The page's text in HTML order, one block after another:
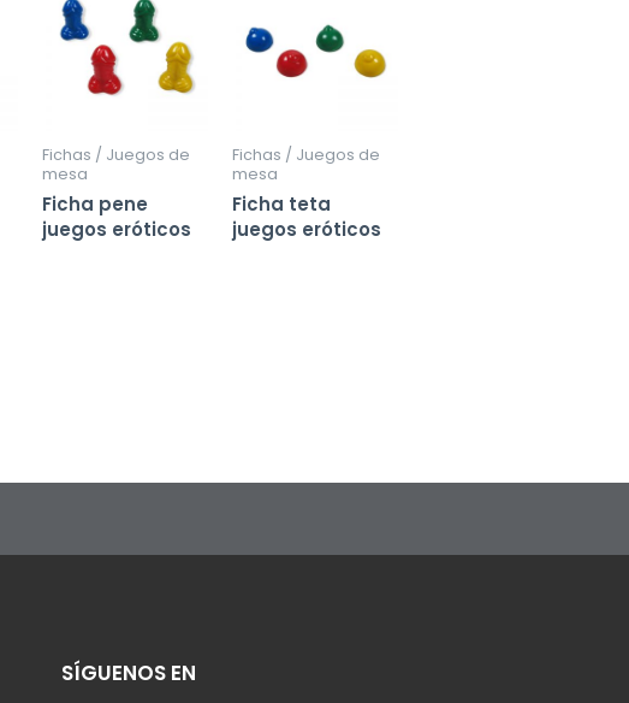
Fichas / Juegos de
mesa
Ficha pene
juegos eróticos
Fichas / Juegos de
mesa
Ficha teta
juegos eróticos
SÍGUENOS EN